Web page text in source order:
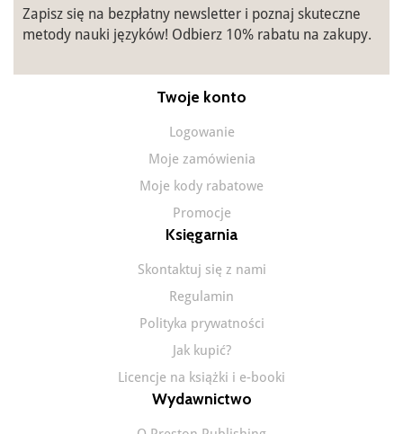
Zapisz się na bezpłatny newsletter i poznaj skuteczne
metody nauki języków! Odbierz 10% rabatu na zakupy.
Twoje konto
Logowanie
Moje zamówienia
Moje kody rabatowe
Promocje
Księgarnia
Skontaktuj się z nami
Regulamin
Polityka prywatności
Jak kupić?
Licencje na książki i e-booki
Wydawnictwo